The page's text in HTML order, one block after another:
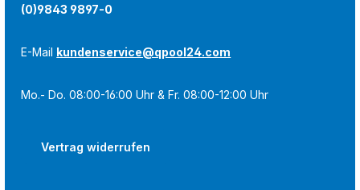
(0)9843 9897-0
E-Mail kundenservice@qpool24.com
Mo.- Do. 08:00-16:00 Uhr & Fr. 08:00-12:00 Uhr
Vertrag widerrufen